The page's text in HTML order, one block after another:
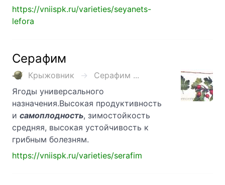
https://vniispk.ru/varieties/seyanets-
lefora
Серафим
Крыжовник
Серафим ...
Ягоды универсального
назначения.Высокая продуктивность
и самоплодность, зимостойкость
средняя, высокая устойчивость к
грибным болезням.
https://vniispk.ru/varieties/serafim